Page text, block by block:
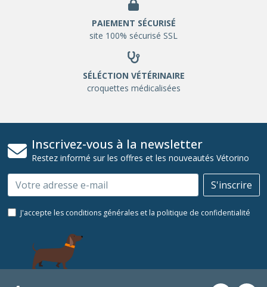
PAIEMENT SÉCURISÉ
site 100% sécurisé SSL
SÉLÉCTION VÉTÉRINAIRE
croquettes médicalisées
Inscrivez-vous à la newsletter
Restez informé sur les offres et les nouveautés Vétorino
Email S'inscrire
J'accepte les conditions générales et la politique de confidentialité